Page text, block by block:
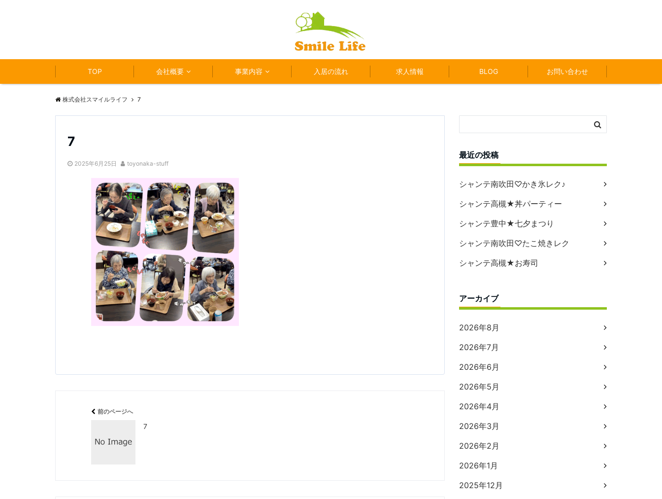
TOP 会社概要 事業内容 入居の流れ 求人情報 BLOG お問い合わせ
株式会社スマイルライフ 7
7
2025年6月25日 toyonaka-stuff
前のページへ
7
最近の投稿
シャンテ南吹田♡かき氷レク♪
シャンテ高槻★丼パーティー
シャンテ豊中★七夕まつり
シャンテ南吹田♡たこ焼きレク
シャンテ高槻★お寿司
アーカイブ
2026年8月
2026年7月
2026年6月
2026年5月
2026年4月
2026年3月
2026年2月
2026年1月
2025年12月